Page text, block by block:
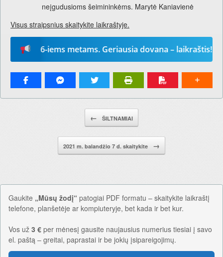
neįgudusioms šeimininkėms. Marytė Kaniavienė
Visus straipsnius skaitykite laikraštyje.
2026-iems metams. Geriausia dovana – laikraštis!
← ŠILTNAMIAI
2021 m. balandžio 7 d. skaitykite →
Gaukite „Mūsų žodį“ patogiai PDF formatu – skaitykite laikraštį
telefone, planšetėje ar kompiuteryje, bet kada ir bet kur.
Vos už 3 € per mėnesį gausite naujausius numerius tiesiai į savo
el. paštą – greitai, paprastai ir be jokių įsipareigojimų.